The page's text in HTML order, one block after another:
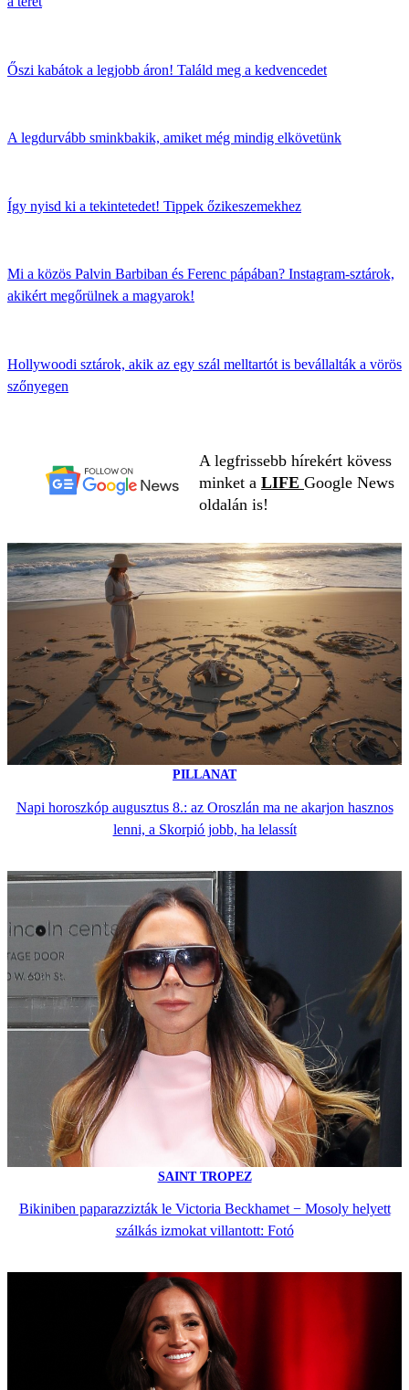
Őszi kabátok a legjobb áron! Találd meg a kedvencedet
A legdurvább sminkbakik, amiket még mindig elkövetünk
Így nyisd ki a tekintetedet! Tippek őzikeszemekhez
Mi a közös Palvin Barbiban és Ferenc pápában? Instagram-sztárok,
akikért megőrülnek a magyarok!
Hollywoodi sztárok, akik az egy szál melltartót is bevállalták a vörös
szőnyegen
A legfrissebb hírekért kövess
minket a LIFE Google News
oldalán is!
PILLANAT
Napi horoszkóp augusztus 8.: az Oroszlán ma ne akarjon hasznos
lenni, a Skorpió jobb, ha lelassít
SAINT TROPEZ
Bikiniben paparazzizták le Victoria Beckhamet − Mosoly helyett
szálkás izmokat villantott: Fotó